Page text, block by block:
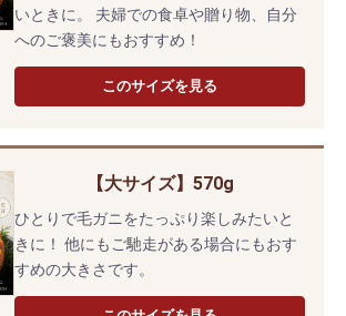
いときに。 夫婦での食卓や贈り物、自分
へのご褒美にもおすすめ！
このサイズを見る
【大サイズ】570g
ひとりで毛ガニをたっぷり楽しみたいと
きに！ 他にもご馳走がある場合にもおす
すめの大きさです。